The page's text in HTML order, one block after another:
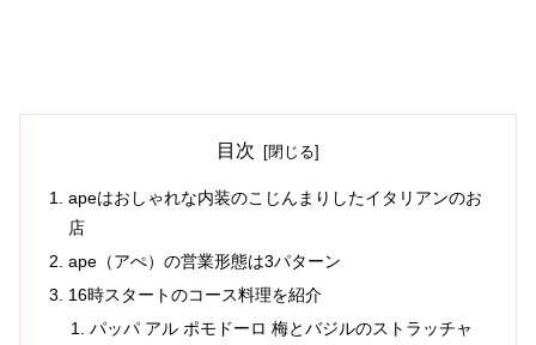
目次
apeはおしゃれな内装のこじんまりしたイタリアンのお
店
ape（アぺ）の営業形態は3パターン
16時スタートのコース料理を紹介
パッパ アル ポモドーロ 梅とバジルのストラッチャ